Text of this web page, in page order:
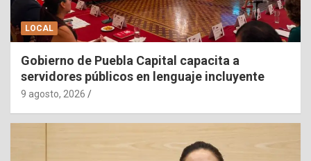
LOCAL
Gobierno de Puebla Capital capacita a
servidores públicos en lenguaje incluyente
9 agosto, 2026